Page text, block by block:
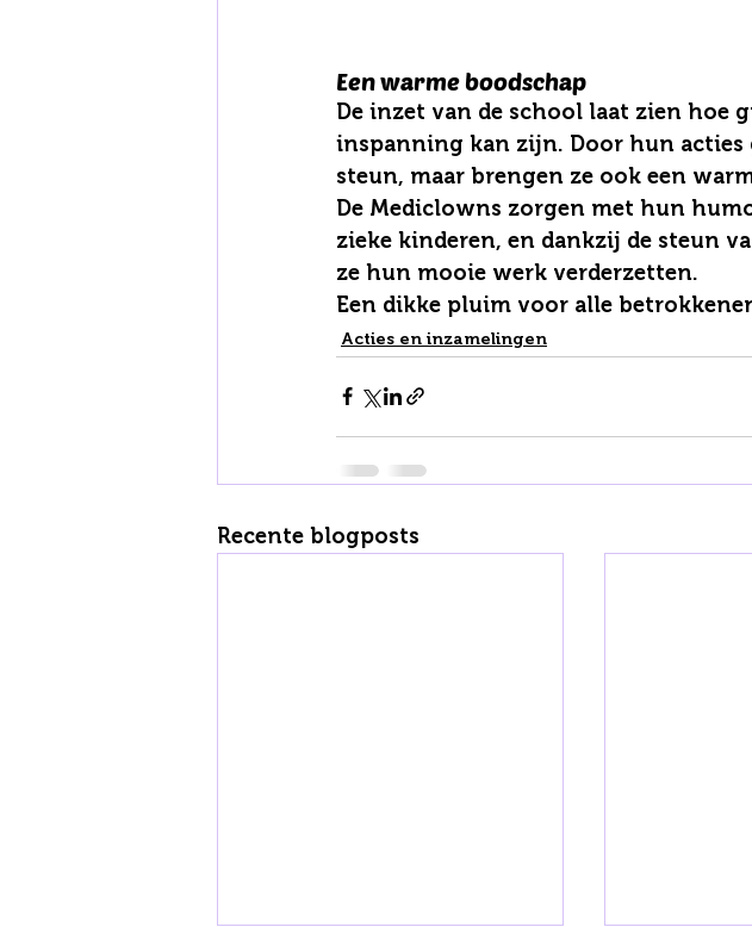
Een warme boodschap
De inzet van de school laat zien hoe
inspanning kan zijn. Door hun
steun, maar brengen ze ook een
De Mediclowns zorgen met hun
zieke kinderen, en dankzij de steun
ze hun mooie werk verderzetten.
Een dikke pluim voor alle
Acties en inzamelingen
Recente blogposts